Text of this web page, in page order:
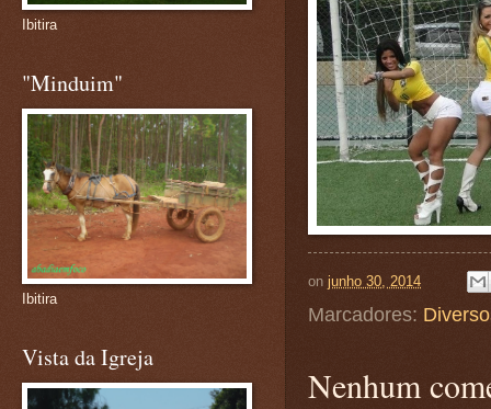
on junho 30, 2014
Marcadores:
Nenhum
Ibitira
"Minduim"
Ibitira
Vista da Igreja